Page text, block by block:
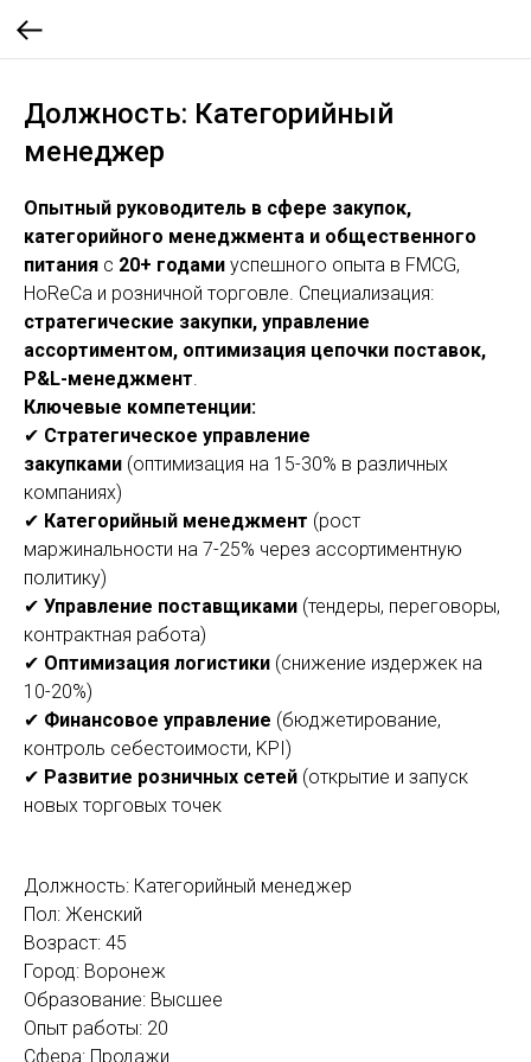
Должность: Категорийный
менеджер
Опытный руководитель в сфере закупок,
категорийного менеджмента и общественного
питания с 20+ годами успешного опыта в FMCG,
HoReCa и розничной торговле. Специализация:
стратегические закупки, управление
ассортиментом, оптимизация цепочки поставок,
P&L-менеджмент.
Ключевые компетенции:
✔ Стратегическое управление
закупками (оптимизация на 15-30% в различных
компаниях)
✔ Категорийный менеджмент (рост
маржинальности на 7-25% через ассортиментную
политику)
✔ Управление поставщиками (тендеры, переговоры,
контрактная работа)
✔ Оптимизация логистики (снижение издержек на
10-20%)
✔ Финансовое управление (бюджетирование,
контроль себестоимости, KPI)
✔ Развитие розничных сетей (открытие и запуск
новых торговых точек
Должность: Категорийный менеджер
Пол: Женский
Возраст: 45
Город: Воронеж
Образование: Высшее
Опыт работы: 20
Сфера: Продажи